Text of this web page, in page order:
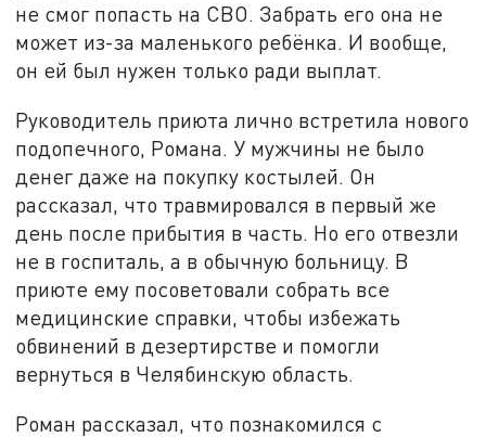
не смог попасть на СВО. Забрать его она не
может из-за маленького ребёнка. И вообще,
он ей был нужен только ради выплат.
Руководитель приюта лично встретила нового
подопечного, Романа. У мужчины не было
денег даже на покупку костылей. Он
рассказал, что травмировался в первый же
день после прибытия в часть. Но его отвезли
не в госпиталь, а в обычную больницу. В
приюте ему посоветовали собрать все
медицинские справки, чтобы избежать
обвинений в дезертирстве и помогли
вернуться в Челябинскую область.
Роман рассказал, что познакомился с